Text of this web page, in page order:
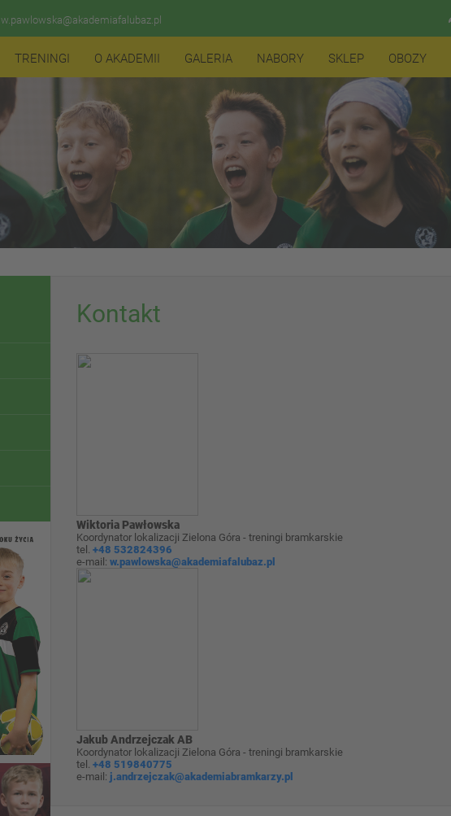
w.pawlowska@akademiafalubaz.pl
TRENINGI O AKADEMII GALERIA NABORY SKLEP OBOZY
Kontakt
Wiktoria Pawłowska
Koordynator lokalizacji Zielona Góra - treningi bramkarskie
tel. +48 532824396
e-mail: w.pawlowska@akademiafalubaz.pl
Jakub Andrzejczak AB
Koordynator lokalizacji Zielona Góra - treningi bramkarskie
tel. +48 519840775
e-mail: j.andrzejczak@akademiabramkarzy.pl